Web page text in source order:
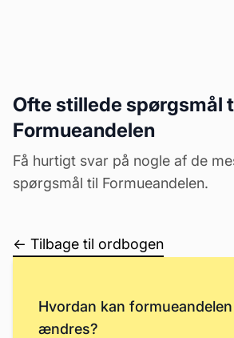
Ofte stillede spørgsmål
Formueandelen
Få hurtigt svar på nogle af de
spørgsmål til Formueandelen.
← Tilbage til ordbogen
Hvordan kan formueandelen
ændres?